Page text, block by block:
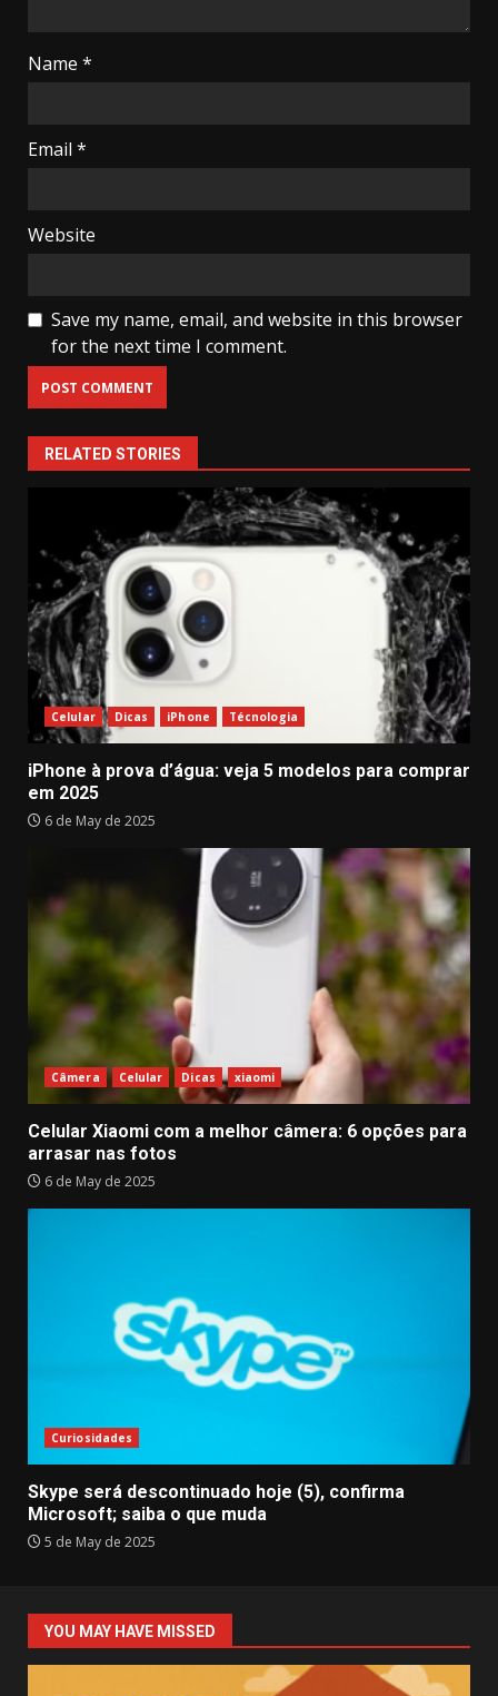
Name *
Email *
Website
Save my name, email, and website in this browser
for the next time I comment.
RELATED STORIES
Celular Dicas iPhone Técnologia
iPhone à prova d’água: veja 5 modelos para comprar
em 2025
6 de May de 2025
Câmera Celular Dicas xiaomi
Celular Xiaomi com a melhor câmera: 6 opções para
arrasar nas fotos
6 de May de 2025
Curiosidades
Skype será descontinuado hoje (5), confirma
Microsoft; saiba o que muda
5 de May de 2025
YOU MAY HAVE MISSED